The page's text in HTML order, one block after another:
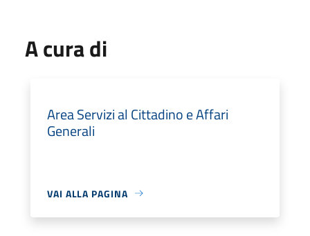
A cura di
Area Servizi al Cittadino e Affari
Generali
VAI ALLA PAGINA